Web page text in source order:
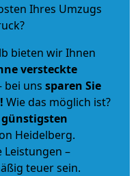
Ihres Umzugs
bieten wir Ihnen
versteckte
bei uns sparen Sie
Wie das möglich ist?
Heidelberg.
–
teuer sein.